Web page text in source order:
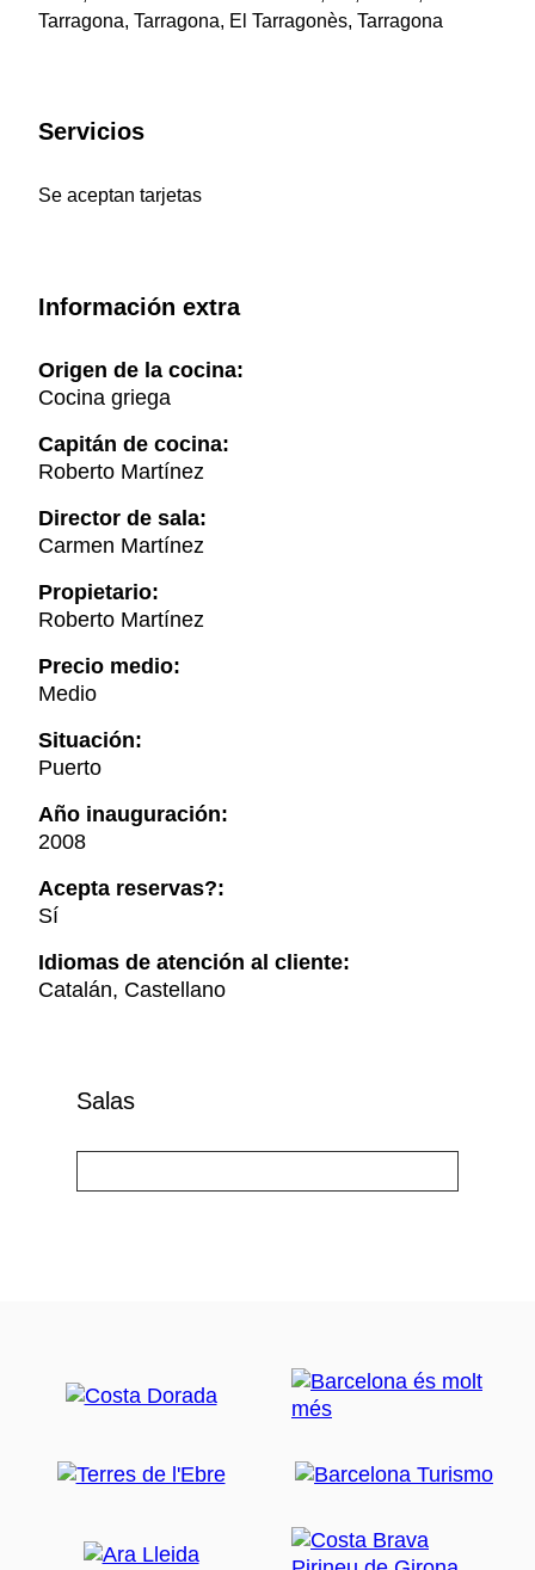
Tarragona, Tarragona, El Tarragonès, Tarragona
Servicios
Se aceptan tarjetas
Información extra
Origen de la cocina:
Cocina griega
Capitán de cocina:
Roberto Martínez
Director de sala:
Carmen Martínez
Propietario:
Roberto Martínez
Precio medio:
Medio
Situación:
Puerto
Año inauguración:
2008
Acepta reservas?:
Sí
Idiomas de atención al cliente:
Catalán, Castellano
Salas